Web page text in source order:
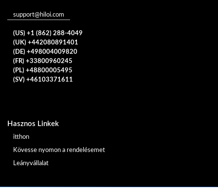
support@hiloi.com
(US) +1 (862) 288-4049
(UK) +442080891401
(DE) +498004009820
(FR) +33800960245
(PL) +48800005495
(SV) +46103371611
Hasznos Linkek
itthon
Kövesse nyomon a rendelésemet
Leányvállalat